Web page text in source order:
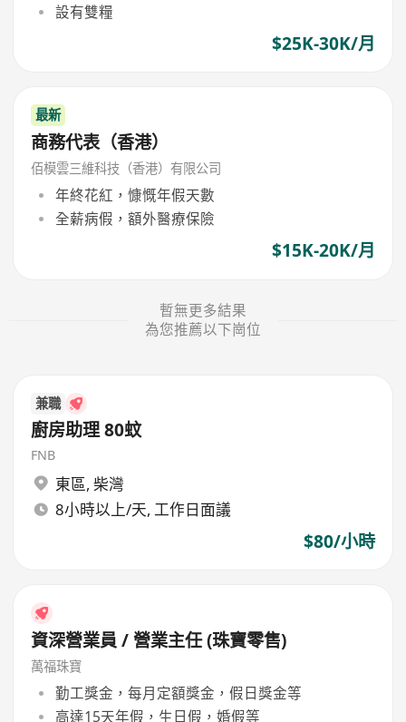
設有雙糧
$25K-30K/月
最新
商務代表（香港）
佰模雲三維科技（香港）有限公司
年終花紅，慷慨年假天數
全薪病假，額外醫療保險
$15K-20K/月
暫無更多結果
為您推薦以下崗位
兼職
廚房助理 80蚊
FNB
東區, 柴灣
8小時以上/天, 工作日面議
$80/小時
資深營業員 / 營業主任 (珠寶零售)
萬福珠寶
勤工獎金，每月定額獎金，假日獎金等
高達15天年假，生日假，婚假等